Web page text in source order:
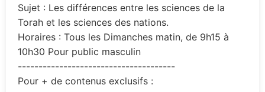
Sujet : Les différences entre les sciences de la
Torah et les sciences des nations.
Horaires : Tous les Dimanches matin, de 9h15 à
10h30 Pour public masculin
--------------------------------------
Pour + de contenus exclusifs :